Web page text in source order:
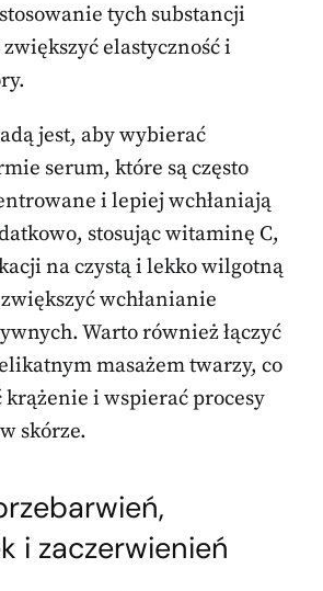
tych substancji
elastyczność i
jest, aby wybierać
serum, które są często
i lepiej wchłaniają
stosując witaminę C,
na czystą i lekko wilgotną
wchłanianie
Warto również łączyć
masażem twarzy, co
i wspierać procesy
skórze.
i zaczerwienień